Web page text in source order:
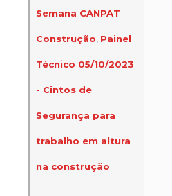
Semana CANPAT
Construção Painel
Técnico 05/10/2023
- Cintos de
Segurança para
trabalho em altura
na construção